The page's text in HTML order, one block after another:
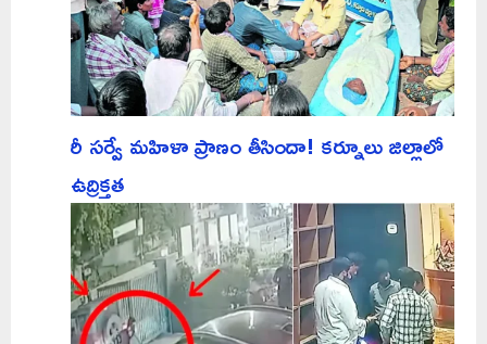
రీ సర్వే మహిళా ప్రాణం తీసిందా! కర్నూలు జిల్లాలో
ఉద్రిక్తత